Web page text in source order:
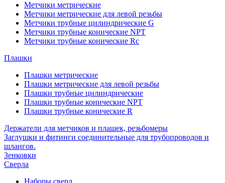
Метчики метрические
Метчики метрические для левой резьбы
Метчики трубные цилиндрические G
Метчики трубные конические NPT
Метчики трубные конические Rc
Плашки
Плашки метрические
Плашки метрические для левой резьбы
Плашки трубные цилиндрические
Плашки трубные конические NPT
Плашки трубные конические R
Держатели для метчиков и плашек, резьбомеры
Заглушки и фитинги соединительные для трубопроводов и
шлангов.
Зенковки
Сверла